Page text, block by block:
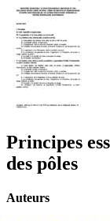
Principes
des pôles
Auteurs